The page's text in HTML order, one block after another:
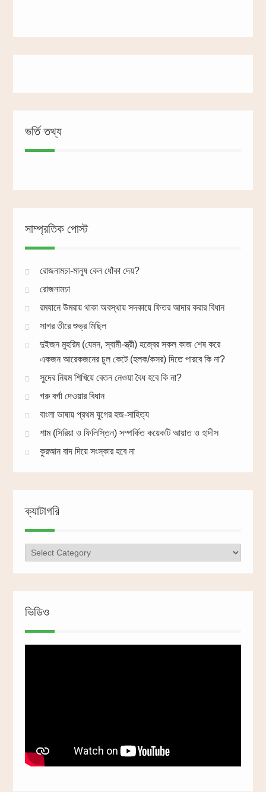
ভর্তি তথ্য
সাম্প্রতিক পোস্ট
রোজনামচা-মানুষ কেন ধোঁকা দেয়?
রোজনামচা
রমযানে উমরায় থাকা অবস্থায় সদকায়ে ফিতর আদার করার বিধান
সাগর তীরে শুভ্র মিছিল
দুইজন মুহরিম (যেমন, স্বামী-স্ত্রী) হজ্বের সকল কাজ শেষ করে
একজন আরেকজনের চুল কেটে (হলক/কসর) দিতে পারবে কি না?
সুদের নিয়ম শিখিয়ে বেতন নেওয়া বৈধ হবে কি না?
গরু বর্গা দেওয়ার বিধান
বাংলা ভাষায় প্রথম যুগের হজ-সাহিত্য
শাম (সিরিয়া ও ফিলিস্তিন) সম্পর্কিত কয়েকটি আয়াত ও হাদীস
কুরআন বাদ দিয়ে সংস্কার হবে না
ক্যাটাগরি
ক্যাটাগরি
ভিডিও